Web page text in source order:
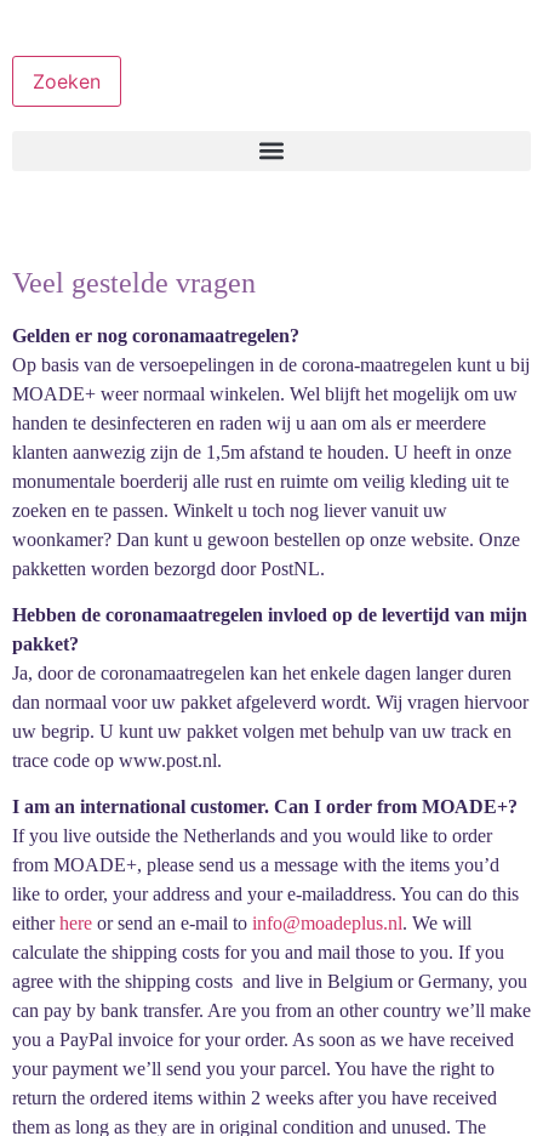
Zoeken
Veel gestelde vragen
Gelden er nog coronamaatregelen?
Op basis van de versoepelingen in de corona-maatregelen kunt u bij
MOADE+ weer normaal winkelen. Wel blijft het mogelijk om uw
handen te desinfecteren en raden wij u aan om als er meerdere
klanten aanwezig zijn de 1,5m afstand te houden. U heeft in onze
monumentale boerderij alle rust en ruimte om veilig kleding uit te
zoeken en te passen. Winkelt u toch nog liever vanuit uw
woonkamer? Dan kunt u gewoon bestellen op onze website. Onze
pakketten worden bezorgd door PostNL.
Hebben de coronamaatregelen invloed op de levertijd van mijn
pakket?
Ja, door de coronamaatregelen kan het enkele dagen langer duren
dan normaal voor uw pakket afgeleverd wordt. Wij vragen hiervoor
uw begrip. U kunt uw pakket volgen met behulp van uw track en
trace code op www.post.nl.
I am an international customer. Can I order from MOADE+?
If you live outside the Netherlands and you would like to order
from MOADE+, please send us a message with the items you’d
like to order, your address and your e-mailaddress. You can do this
eitherhere or send an e-mail to info@moadeplus.nl. We will
calculate the shipping costs for you and mail those to you. If you
agree with the shipping costs and live in Belgium or Germany, you
can pay by bank transfer. Are you from an other country we’ll make
you a PayPal invoice for your order. As soon as we have received
your payment we’ll send you your parcel. You have the right to
return the ordered items within 2 weeks after you have received
them as long as they are in original condition and unused. The